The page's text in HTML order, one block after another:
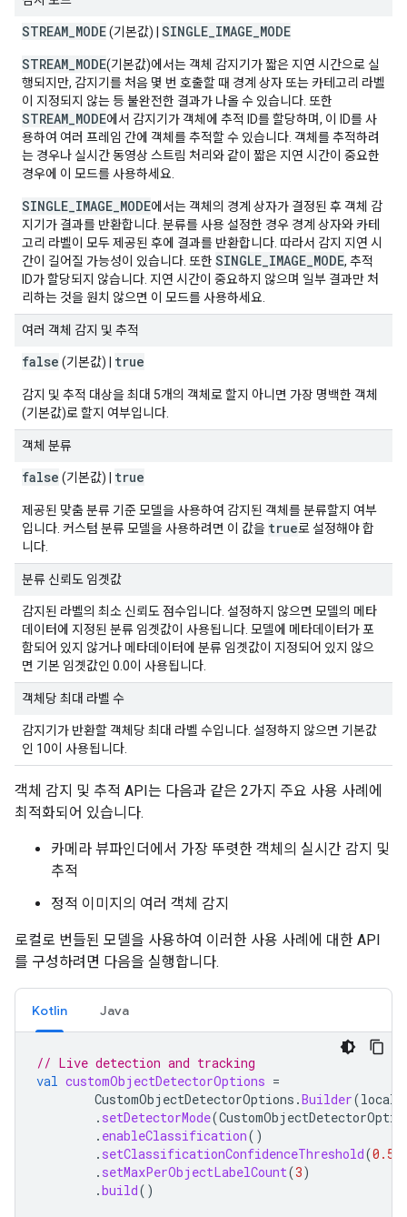
STREAM MODE(기본값) | SINGLE IMAGE MODE
STREAM_MODE(기본값)에서는 객체 감지기가 짧은 지연 시간으로 실
행되지만, 감지기를 처음 몇 번 호출할 때 경계 상자 또는 카테고리 라벨
이 지정되지 않는 등 불완전한 결과가 나올 수 있습니다. 또한
STREAM_MODE에서 감지기가 객체에 추적 ID를 할당하며, 이 ID를 사
용하여 여러 프레임 간에 객체를 추적할 수 있습니다. 객체를 추적하려
는 경우나 실시간 동영상 스트림 처리와 같이 짧은 지연 시간이 중요한
경우에 이 모드를 사용하세요.
SINGLE_IMAGE_MODE에서는 객체의 경계 상자가 결정된 후 객체 감
지기가 결과를 반환합니다. 분류를 사용 설정한 경우 경계 상자와 카테
고리 라벨이 모두 제공된 후에 결과를 반환합니다. 따라서 감지 지연 시
간이 길어질 가능성이 있습니다. 또한 SINGLE_IMAGE_MODE, 추적
ID가 할당되지 않습니다. 지연 시간이 중요하지 않으며 일부 결과만 처
리하는 것을 원치 않으면 이 모드를 사용하세요.
여러 객체 감지 및 추적
false (기본값) | true
감지 및 추적 대상을 최대 5개의 객체로 할지 아니면 가장 명백한 객체
(기본값)로 할지 여부입니다.
객체 분류
false (기본값) | true
제공된 맞춤 분류 기준 모델을 사용하여 감지된 객체를 분류할지 여부
입니다. 커스텀 분류 모델을 사용하려면 이 값을 true로 설정해야 합
니다.
분류 신뢰도 임곗값
감지된 라벨의 최소 신뢰도 점수입니다. 설정하지 않으면 모델의 메타
데이터에 지정된 분류 임곗값이 사용됩니다. 모델에 메타데이터가 포
함되어 있지 않거나 메타데이터에 분류 임곗값이 지정되어 있지 않으
면 기본 임곗값인 0.0이 사용됩니다.
객체당 최대 라벨 수
감지기가 반환할 객체당 최대 라벨 수입니다. 설정하지 않으면 기본값
인 10이 사용됩니다.
객체 감지 및 추적 API는 다음과 같은 2가지 주요 사용 사례에
최적화되어 있습니다.
카메라 뷰파인더에서 가장 뚜렷한 객체의 실시간 감지 및
추적
정적 이미지의 여러 객체 감지
로컬로 번들된 모델을 사용하여 이러한 사용 사례에 대한 API
를 구성하려면 다음을 실행합니다.
Kotlin Java
// Live detection and tracking
val customObjectDetectorOptions =
CustomObjectDetectorOptions .Builder(
. setDetectorMode(
. enableClassification()
. setClassificationConfidenceThreshold(0.5f
. setMaxPerObjectLabelCount(3)
.build()